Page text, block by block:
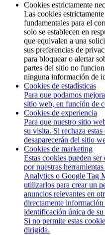
Cookies estrictamente
Las cookies
fundamentales para el
solo se establecen en
que equivalen a una
sus preferencias de
para bloquear o alertar
partes del sitio no
ninguna información de
Cookies de estadísticas
Para que podamos
sitio web, en función de
Cookies de experiencia
Para que nuestro sitio
su visita. Si rechaza
desaparecerán del sitio
Cookies de marketing
Estas cookies pueden
por nuestras
Analytics o Google Tag
utilizarlos para crear un
anuncios relevantes en
directamente información
identificación única de
Si no permite estas
dirigida.